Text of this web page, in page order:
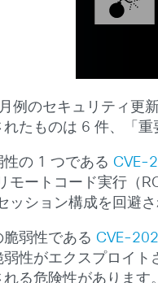
例のセキュリティ更
たものは 6 件、「
性の 1 つであるCVE-
モートコード実行（
ッション構成を回避
脆弱性であるCVE-
性がエクスプロイ
る危険性があります。